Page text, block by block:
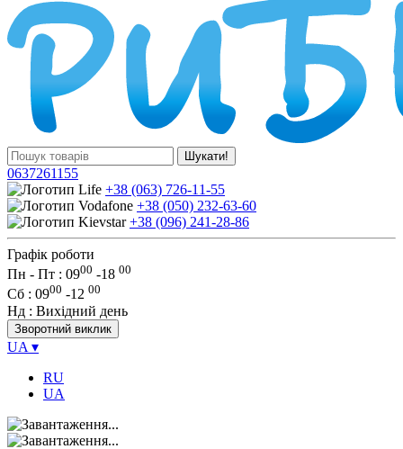
Шукати!
0637261155
+38 (063) 726-11-55
+38 (050) 232-63-60
+38 (096) 241-28-86
Графік роботи
Пн - Пт : 0900 -18 00
Сб : 0900 -12 00
Нд : Вихідний день
Зворотний виклик
UA ▾
RU
UA